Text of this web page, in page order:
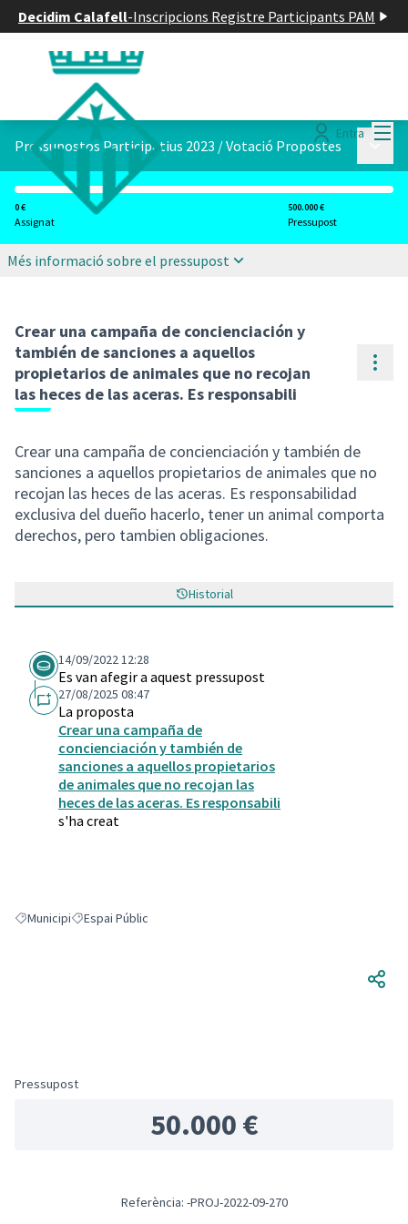
Decidim Calafell-Inscripcions Registre Participants PAM
Entra
Pressupostos Participatius 2023 /Votació Propostes
0 €
Assignat
500.000 €
Pressupost
Més informació sobre el pressupost
Crear una campaña de concienciación y
también de sanciones a aquellos
propietarios de animales que no recojan
las heces de las aceras. Es responsabili
Crear una campaña de concienciación y también de
sanciones a aquellos propietarios de animales que no
recojan las heces de las aceras. Es responsabilidad
exclusiva del dueño hacerlo, tener un animal comporta
derechos, pero tambien obligaciones.
Historial
14/09/2022 12:28
Es van afegir a aquest pressupost
27/08/2025 08:47
La proposta
Crear una campaña de
concienciación y también de
sanciones a aquellos propietarios
de animales que no recojan las
heces de las aceras. Es responsabili
s'ha creat
Resultats en filtrar per: Municipi
MunicipiResultats en filtrar per: Espai Públic
Espai Públic
Pressupost
50.000 €
Referència: -PROJ-2022-09-270